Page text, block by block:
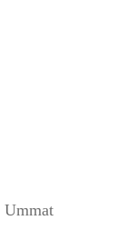
Ummat